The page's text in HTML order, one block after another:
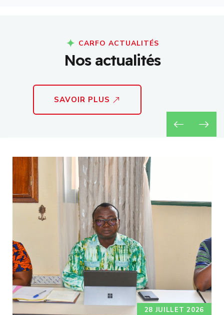
CARFO ACTUALITÉS
Nos actualités
SAVOIR PLUS
28 JUILLET 2026